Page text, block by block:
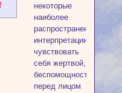
некоторые
наиболее
распространенные
интерпретации:
чувствовать
себя жертвой,
беспомощность
перед лицом